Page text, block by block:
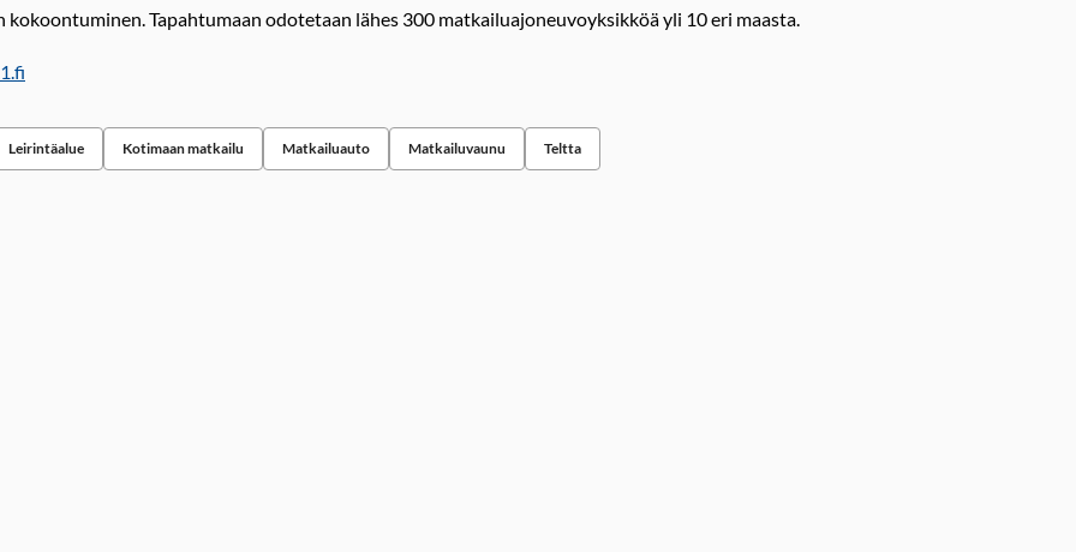
kokoontuminen. Tapahtumaan odotetaan lähes 300 matkailuajoneuvoyksikköä yli 10 eri maasta.
Leirintäalue Kotimaan matkailu Matkailuauto Matkailuvaunu Teltta